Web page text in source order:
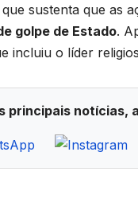
que sustenta que as
golpe de Estado.
incluiu o líder
principais notícias,